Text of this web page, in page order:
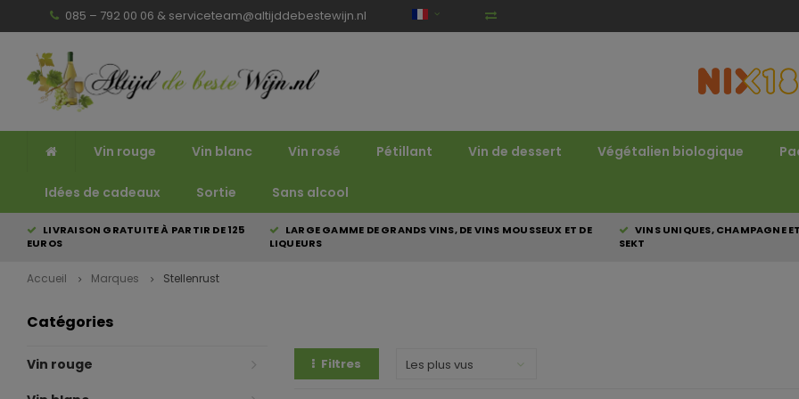
085 – 792 00 06 & serviceteam@altijddebestewijn.nl
Vin rouge Vin blanc Vin rosé Pétillant Vin de dessert Végétalien biologique
Idées de cadeaux Sortie Sans alcool
LIVRAISON GRATUITE À PARTIR DE 125
EUROS
LARGE GAMME DE GRANDS VINS, DE VINS MOUSSEUX ET DE
LIQUEURS
VINS UNIQUES, CHAMPAGNE
SEKT
Accueil Marques Stellenrust
Catégories
Vin rouge
Filtres Les plus vus